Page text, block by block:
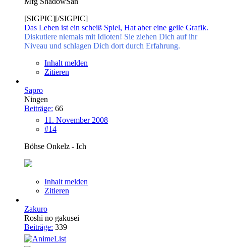
[SIGPIC][/SIGPIC]
Das Leben ist ein scheiß Spiel, Hat aber eine geile Grafik.
Diskutiere niemals mit Idioten! Sie ziehen Dich auf ihr
Niveau und schlagen Dich dort durch Erfahrung.
Inhalt melden
Zitieren
Sapro
Ningen
Beiträge: 66
11. November 2008
#14
Böhse Onkelz - Ich
Inhalt melden
Zitieren
Zakuro
Roshi no gakusei
Beiträge: 339